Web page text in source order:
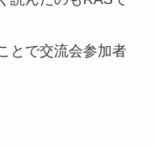
とで交流会参加者